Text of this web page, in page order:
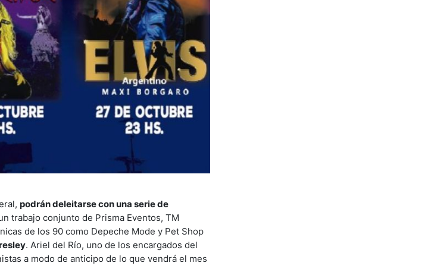
podrán deleitarse con una serie de
trabajo conjunto de Prisma Eventos, TM
de los 90 como Depeche Mode y Pet Shop
. Ariel del Río, uno de los encargados del
a modo de anticipo de lo que vendrá el mes